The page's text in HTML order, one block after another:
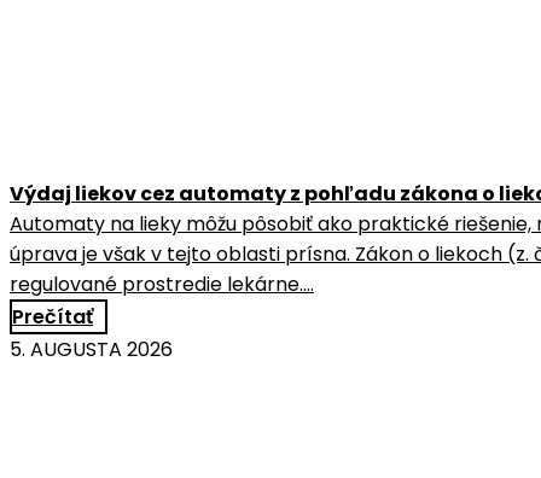
Výdaj liekov cez automaty z pohľadu zákona o
Automaty na lieky môžu pôsobiť ako praktické
úprava je však v tejto oblasti prísna. Zákon o liekoch
regulované prostredie lekárne.…
Prečítať
5. AUGUSTA 2026